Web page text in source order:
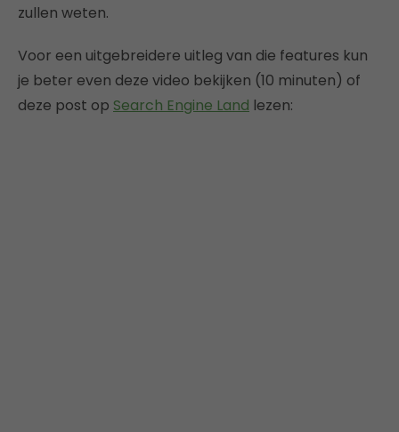
zullen weten.
Voor een uitgebreidere uitleg van die features kun
je beter even deze video bekijken (10 minuten) of
deze post op Search Engine Land lezen: